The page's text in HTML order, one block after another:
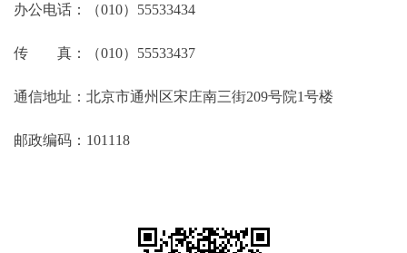
办公电话：（010）55533434
传 真：（010）55533437
通信地址：北京市通州区宋庄南三街209号院1号楼
邮政编码：101118